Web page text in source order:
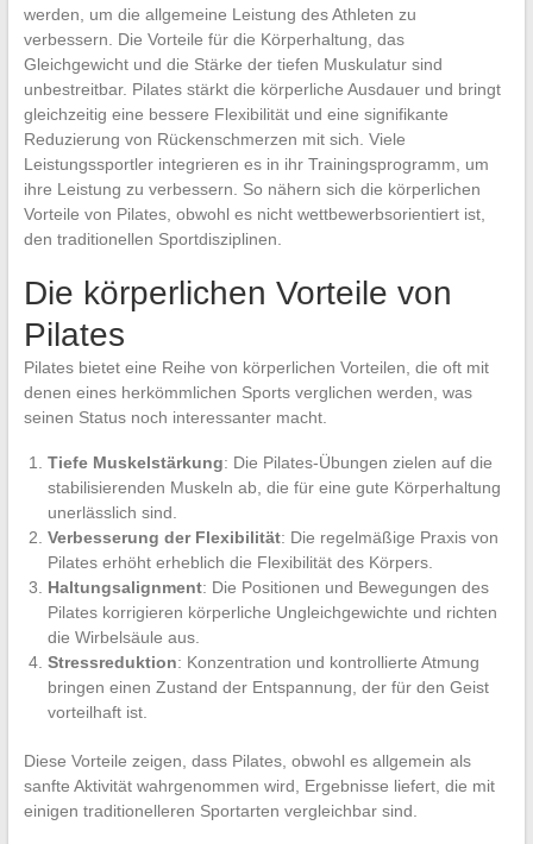
werden, um die allgemeine Leistung des Athleten zu
verbessern. Die Vorteile für die Körperhaltung, das
Gleichgewicht und die Stärke der tiefen Muskulatur sind
unbestreitbar. Pilates stärkt die körperliche Ausdauer und bringt
gleichzeitig eine bessere Flexibilität und eine signifikante
Reduzierung von Rückenschmerzen mit sich. Viele
Leistungssportler integrieren es in ihr Trainingsprogramm, um
ihre Leistung zu verbessern. So nähern sich die körperlichen
Vorteile von Pilates, obwohl es nicht wettbewerbsorientiert ist,
den traditionellen Sportdisziplinen.
Die körperlichen Vorteile von
Pilates
Pilates bietet eine Reihe von körperlichen Vorteilen, die oft mit
denen eines herkömmlichen Sports verglichen werden, was
seinen Status noch interessanter macht.
Tiefe Muskelstärkung: Die Pilates-Übungen zielen auf die
stabilisierenden Muskeln ab, die für eine gute Körperhaltung
unerlässlich sind.
Verbesserung der Flexibilität: Die regelmäßige Praxis von
Pilates erhöht erheblich die Flexibilität des Körpers.
Haltungsalignment: Die Positionen und Bewegungen des
Pilates korrigieren körperliche Ungleichgewichte und richten
die Wirbelsäule aus.
Stressreduktion: Konzentration und kontrollierte Atmung
bringen einen Zustand der Entspannung, der für den Geist
vorteilhaft ist.
Diese Vorteile zeigen, dass Pilates, obwohl es allgemein als
sanfte Aktivität wahrgenommen wird, Ergebnisse liefert, die mit
einigen traditionelleren Sportarten vergleichbar sind.